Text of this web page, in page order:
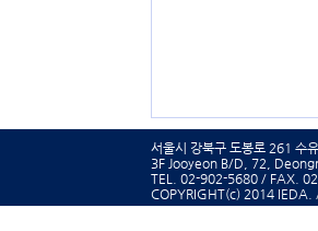
서울시 강북구 도봉로 261 수
3F Jooyeon B/D, 72,
TEL. 02-902-5680 / FAX.
COPYRIGHT(c) 2014 IEDA.